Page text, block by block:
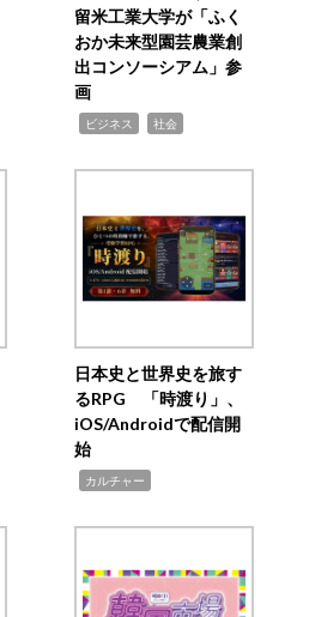
留米工業大学が「ふく
おか未来型園芸農業創
出コンソーシアム」参
画
ビジネス 社会
日本史と世界史を旅す
るRPG 「時渡り」、
iOS/Androidで配信開
始
カルチャー